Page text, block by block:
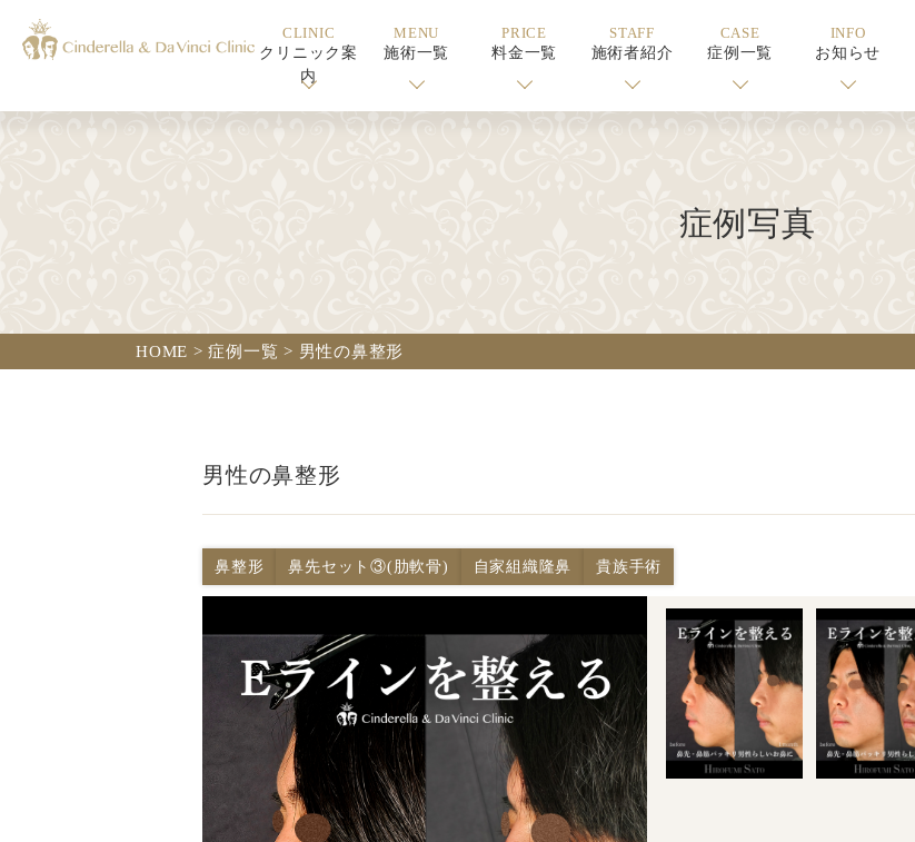
CLINIC
クリニック案
内
MENU
施術一覧
PRICE
料金一覧
STAFF
施術者紹介
CASE
症例一覧
INFO
お知らせ
症例写真
HOME >症例一覧 > 男性の鼻整形
男性の鼻整形
鼻整形 鼻先セット③(肋軟骨) 自家組織隆鼻 貴族手術